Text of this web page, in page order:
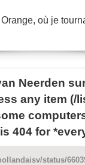
où je
Neerden
any item (/
404 for
status/